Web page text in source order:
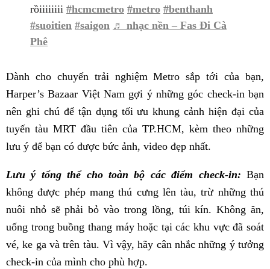
rồiiiiiiii #hcmcmetro #metro #benthanh
#suoitien #saigon ♬ nhạc nền – Fas Đi Cà
Phê
Dành cho chuyến trải nghiệm Metro sắp tới của bạn,
Harper’s Bazaar Việt Nam gợi ý những góc check-in bạn
nên ghi chú để tận dụng tối ưu khung cảnh hiện đại của
tuyến tàu MRT đầu tiên của TP.HCM, kèm theo những
lưu ý để bạn có được bức ảnh, video đẹp nhất.
Lưu ý tổng thể cho toàn bộ các điểm check-in: Bạn
không được phép mang thú cưng lên tàu, trừ những thú
nuôi nhỏ sẽ phải bỏ vào trong lồng, túi kín. Không ăn,
uống trong buồng thang máy hoặc tại các khu vực đã soát
vé, ke ga và trên tàu. Vì vậy, hãy cân nhắc những ý tưởng
check-in của mình cho phù hợp.